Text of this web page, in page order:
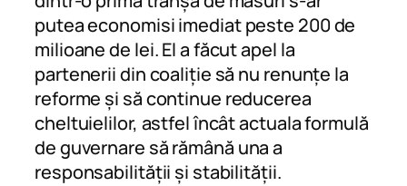
putea economisi imediat peste 200 de
milioane de lei. El a făcut apel la
partenerii din coaliție să nu renunțe la
reforme și să continue reducerea
cheltuielilor, astfel încât actuala formulă
de guvernare să rămână una a
responsabilității și stabilității.